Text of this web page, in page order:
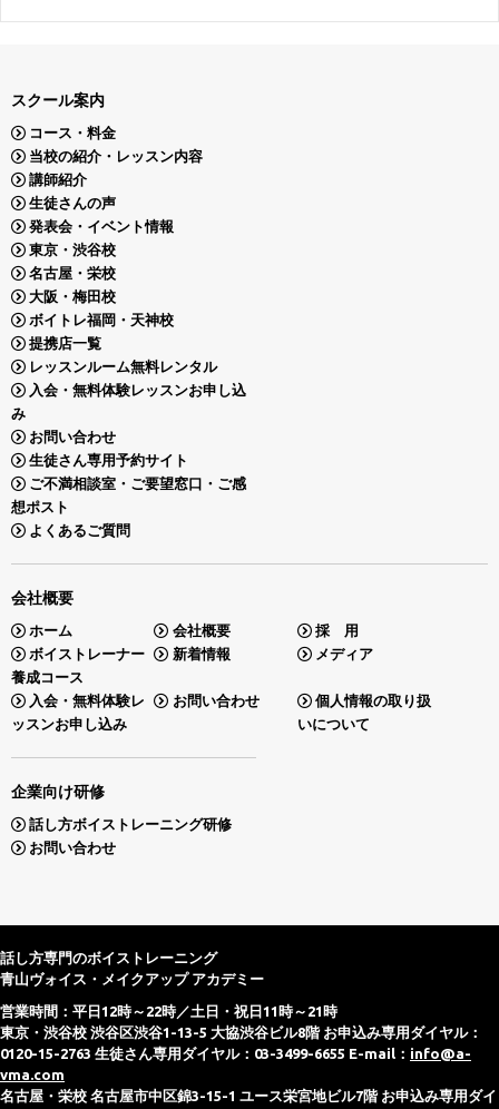
スクール案内
コース・料金
当校の紹介・レッスン内容
講師紹介
生徒さんの声
発表会・イベント情報
東京・渋谷校
名古屋・栄校
大阪・梅田校
ボイトレ福岡・天神校
提携店一覧
レッスンルーム無料レンタル
入会・無料体験レッスンお申し込
み
お問い合わせ
生徒さん専用予約サイト
ご不満相談室・ご要望窓口・ご感
想ポスト
よくあるご質問
会社概要
ホーム 会社概要
採 用
ボイストレーナー
養成コース
新着情報 メディア
入会・無料体験レ
ッスンお申し込み
お問い合わせ
個人情報の取り扱
いについて
企業向け研修
話し方ボイストレーニング研修
お問い合わせ
話し方専門のボイストレーニング
青山ヴォイス・メイクアップ アカデミー
営業時間：平日12時～22時／土日・祝日11時～21時
東京・渋谷校 渋谷区渋谷1-13-5 大協渋谷ビル8階 お申込み専用ダイヤル：
0120-15-2763 生徒さん専用ダイヤル：03-3499-6655 E-mail： info@a-
vma.com
名古屋・栄校 名古屋市中区錦3-15-1 ユース栄宮地ビル7階 お申込み専用ダイ